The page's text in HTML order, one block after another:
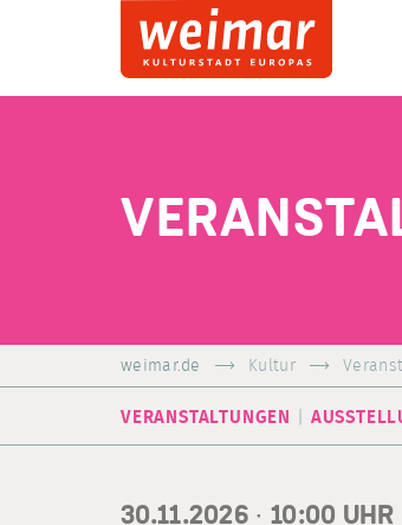
weimar.de Kultur
VERANSTALTUNGEN
30.11.2026 · 10:00 UHR